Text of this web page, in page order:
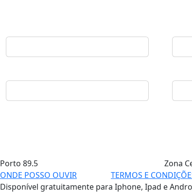
Porto 89.5 Zona
ONDE POSSO OUVIR
TERMOS E
Disponível gratuitamente para Iphone, Ipad e